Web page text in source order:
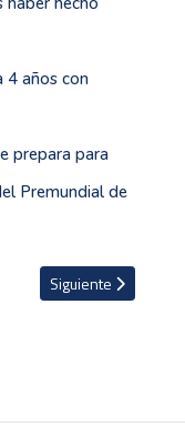
4 años con
prepara para
Premundial de
un cambio de equipo
Artículo siguiente:
Siguiente